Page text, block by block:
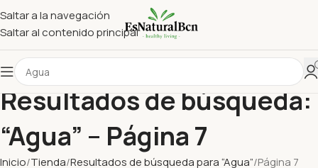
Saltar a la navegación
Saltar al contenido principal
Resultados de búsqueda:
“Agua” – Página 7
Inicio Tienda Resultados de búsqueda para “Agua” Página 7